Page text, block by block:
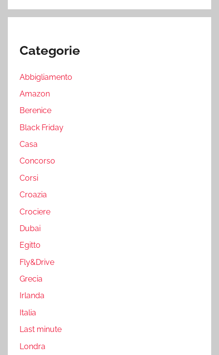
Categorie
Abbigliamento
Amazon
Berenice
Black Friday
Casa
Concorso
Corsi
Croazia
Crociere
Dubai
Egitto
Fly&Drive
Grecia
Irlanda
Italia
Last minute
Londra